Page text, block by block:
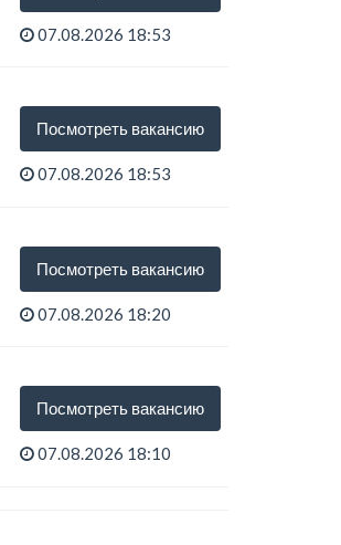
07.08.2026 18:53
Посмотреть вакансию
07.08.2026 18:53
Посмотреть вакансию
07.08.2026 18:20
Посмотреть вакансию
07.08.2026 18:10